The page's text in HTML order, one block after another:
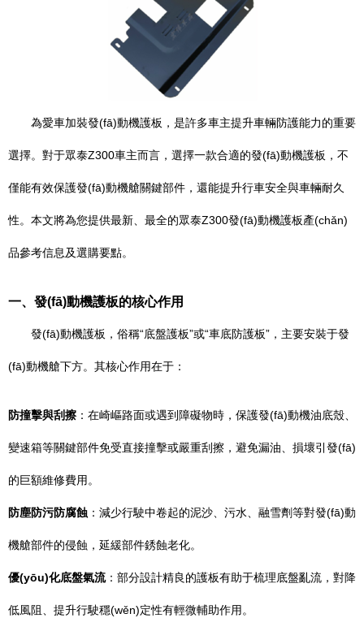
為愛車加裝發(fā)動機護板，是許多車主提升車輛防護能力的重要
選擇。對于眾泰Z300車主而言，選擇一款合適的發(fā)動機護板，不
僅能有效保護發(fā)動機艙關鍵部件，還能提升行車安全與車輛耐久
性。本文將為您提供最新、最全的眾泰Z300發(fā)動機護板產(chǎn)
品參考信息及選購要點。
一、發(fā)動機護板的核心作用
發(fā)動機護板，俗稱“底盤護板”或“車底防護板”，主要安裝于發
(fā)動機艙下方。其核心作用在于：
防撞擊與刮擦 ：在崎嶇路面或遇到障礙物時，保護發(fā)動機油底殼、
變速箱等關鍵部件免受直接撞擊或嚴重刮擦，避免漏油、損壞引發(fā)
的巨額維修費用。
防塵防污防腐蝕 ：減少行駛中卷起的泥沙、污水、融雪劑等對發(fā)動
機艙部件的侵蝕，延緩部件銹蝕老化。
優(yōu)化底盤氣流：部分設計精良的護板有助于梳理底盤亂流，對降
低風阻、提升行駛穩(wěn)定性有輕微輔助作用。